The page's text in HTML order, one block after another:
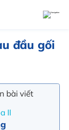
đầu gối
bài viết
II